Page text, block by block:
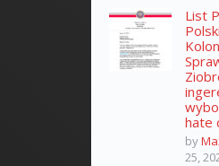
List
hate
by
25,